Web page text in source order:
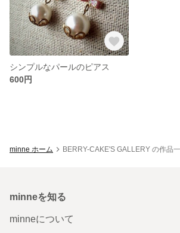
シンプルなパールのピアス
600円
minne ホーム BERRY-CAKE'S GALLERY の作品
minneを知る
minneについて